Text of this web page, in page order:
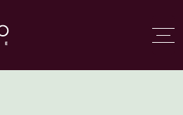
testo del